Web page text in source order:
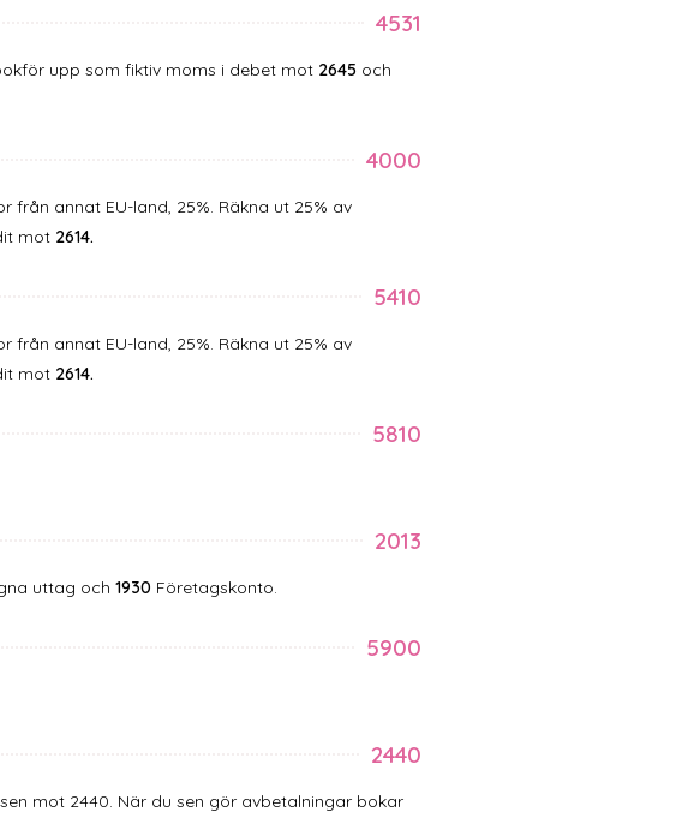
4531
upp som fiktiv moms i debet mot 2645 och
4000
från annat EU-land, 25%. Räkna ut 25% av
mot 2614.
5410
från annat EU-land, 25%. Räkna ut 25% av
mot 2614.
5810
2013
uttag och 1930 Företagskonto.
5900
2440
mot 2440. När du sen gör avbetalningar bokar